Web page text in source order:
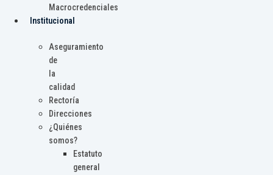
Macrocredenciales
Institucional
Aseguramiento
de
la
calidad
Rectoría
Direcciones
¿Quiénes
somos?
Estatuto
general